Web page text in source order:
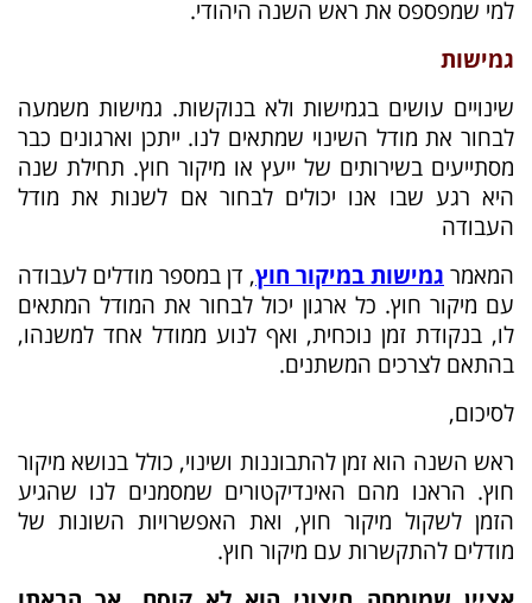
למי שמפספס את ראש השנה היהודי.
גמישות
שינויים עושים בגמישות ולא בנוקשות. גמישות משמעה
לבחור את מודל השינוי שמתאים לנו. ייתכן וארגונים כבר
מסתייעים בשירותים של ייעץ או מיקור חוץ. תחילת שנה
היא רגע שבו אנו יכולים לבחור אם לשנות את מודל
העבודה
המאמר גמישות במיקור חוץ, דן במספר מודלים לעבודה
עם מיקור חוץ. כל ארגון יכול לבחור את המודל המתאים
לו, בנקודת זמן נוכחית, ואף לנוע ממודל אחד למשנהו,
בהתאם לצרכים המשתנים.
לסיכום,
ראש השנה הוא זמן להתבוננות ושינוי, כולל בנושא מיקור
חוץ. הראנו מהם האינדיקטורים שמסמנים לנו שהגיע
הזמן לשקול מיקור חוץ, ואת האפשרויות השונות של
מודלים להתקשרות עם מיקור חוץ.